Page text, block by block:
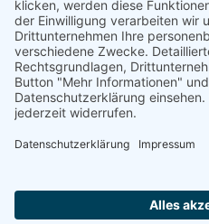
Gesmolder Straße 55
49084 Osnabrück
Fon: 05 41-50 79 82 02
Fax: 05 41-50 79 82 13
Mobil: 0175-40 61 69 5